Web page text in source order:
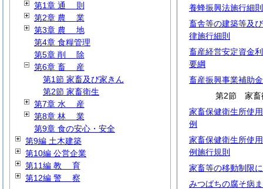
養蜂振興法施行細則
畜舎等の建築等及
律施行細則
畜産経営安定資金
要綱
畜産振興事業補助
第2節 家畜
家畜保健衛生所使
例
家畜保健衛生所使
例施行規則
家畜等の移動制限
みつばちの腐そ病
第1章 通 則
第2章 農 業
第3章 農 地
第4章 食糧管理
第5章 削 除
第6章 畜 産
第1節 家畜及び家きん
第2節 家畜衛生
第7章 水 産
第8章 林 業
第9章 食の安心・安全
第9編 土木建築
第10編 公営企業
第11編 教 育
第12編 警 察